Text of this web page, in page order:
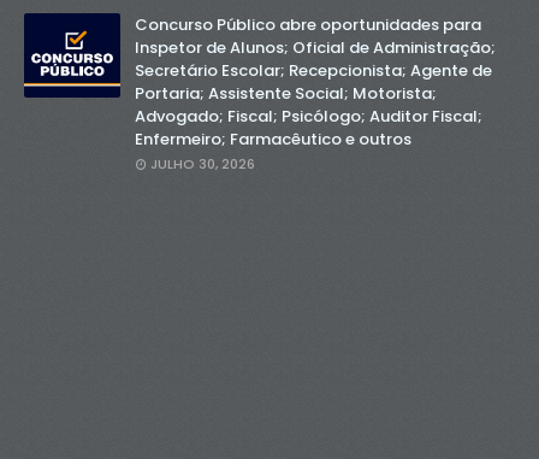
Concurso Público abre oportunidades para
Inspetor de Alunos; Oficial de Administração;
Secretário Escolar; Recepcionista; Agente de
Portaria; Assistente Social; Motorista;
Advogado; Fiscal; Psicólogo; Auditor Fiscal;
Enfermeiro; Farmacêutico e outros
JULHO 30, 2026